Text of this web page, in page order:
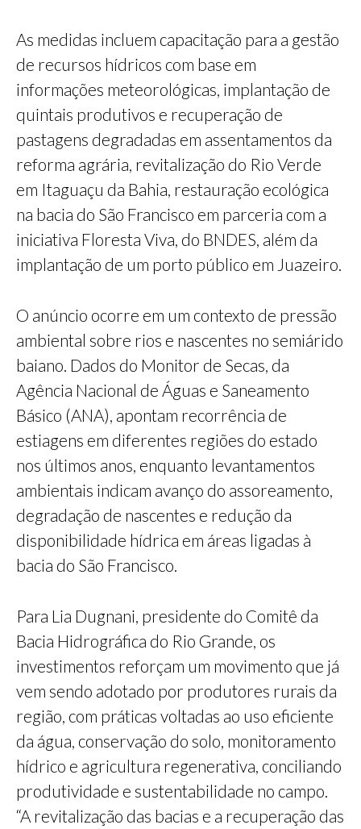
As medidas incluem capacitação para a gestão
de recursos hídricos com base em
informações meteorológicas, implantação de
quintais produtivos e recuperação de
pastagens degradadas em assentamentos da
reforma agrária, revitalização do Rio Verde
em Itaguaçu da Bahia, restauração ecológica
na bacia do São Francisco em parceria com a
iniciativa Floresta Viva, do BNDES, além da
implantação de um porto público em Juazeiro.
O anúncio ocorre em um contexto de pressão
ambiental sobre rios e nascentes no semiárido
baiano. Dados do Monitor de Secas, da
Agência Nacional de Águas e Saneamento
Básico (ANA), apontam recorrência de
estiagens em diferentes regiões do estado
nos últimos anos, enquanto levantamentos
ambientais indicam avanço do assoreamento,
degradação de nascentes e redução da
disponibilidade hídrica em áreas ligadas à
bacia do São Francisco.
Para Lia Dugnani, presidente do Comitê da
Bacia Hidrográfica do Rio Grande, os
investimentos reforçam um movimento que já
vem sendo adotado por produtores rurais da
região, com práticas voltadas ao uso eficiente
da água, conservação do solo, monitoramento
hídrico e agricultura regenerativa, conciliando
produtividade e sustentabilidade no campo.
“A revitalização das bacias e a recuperação das